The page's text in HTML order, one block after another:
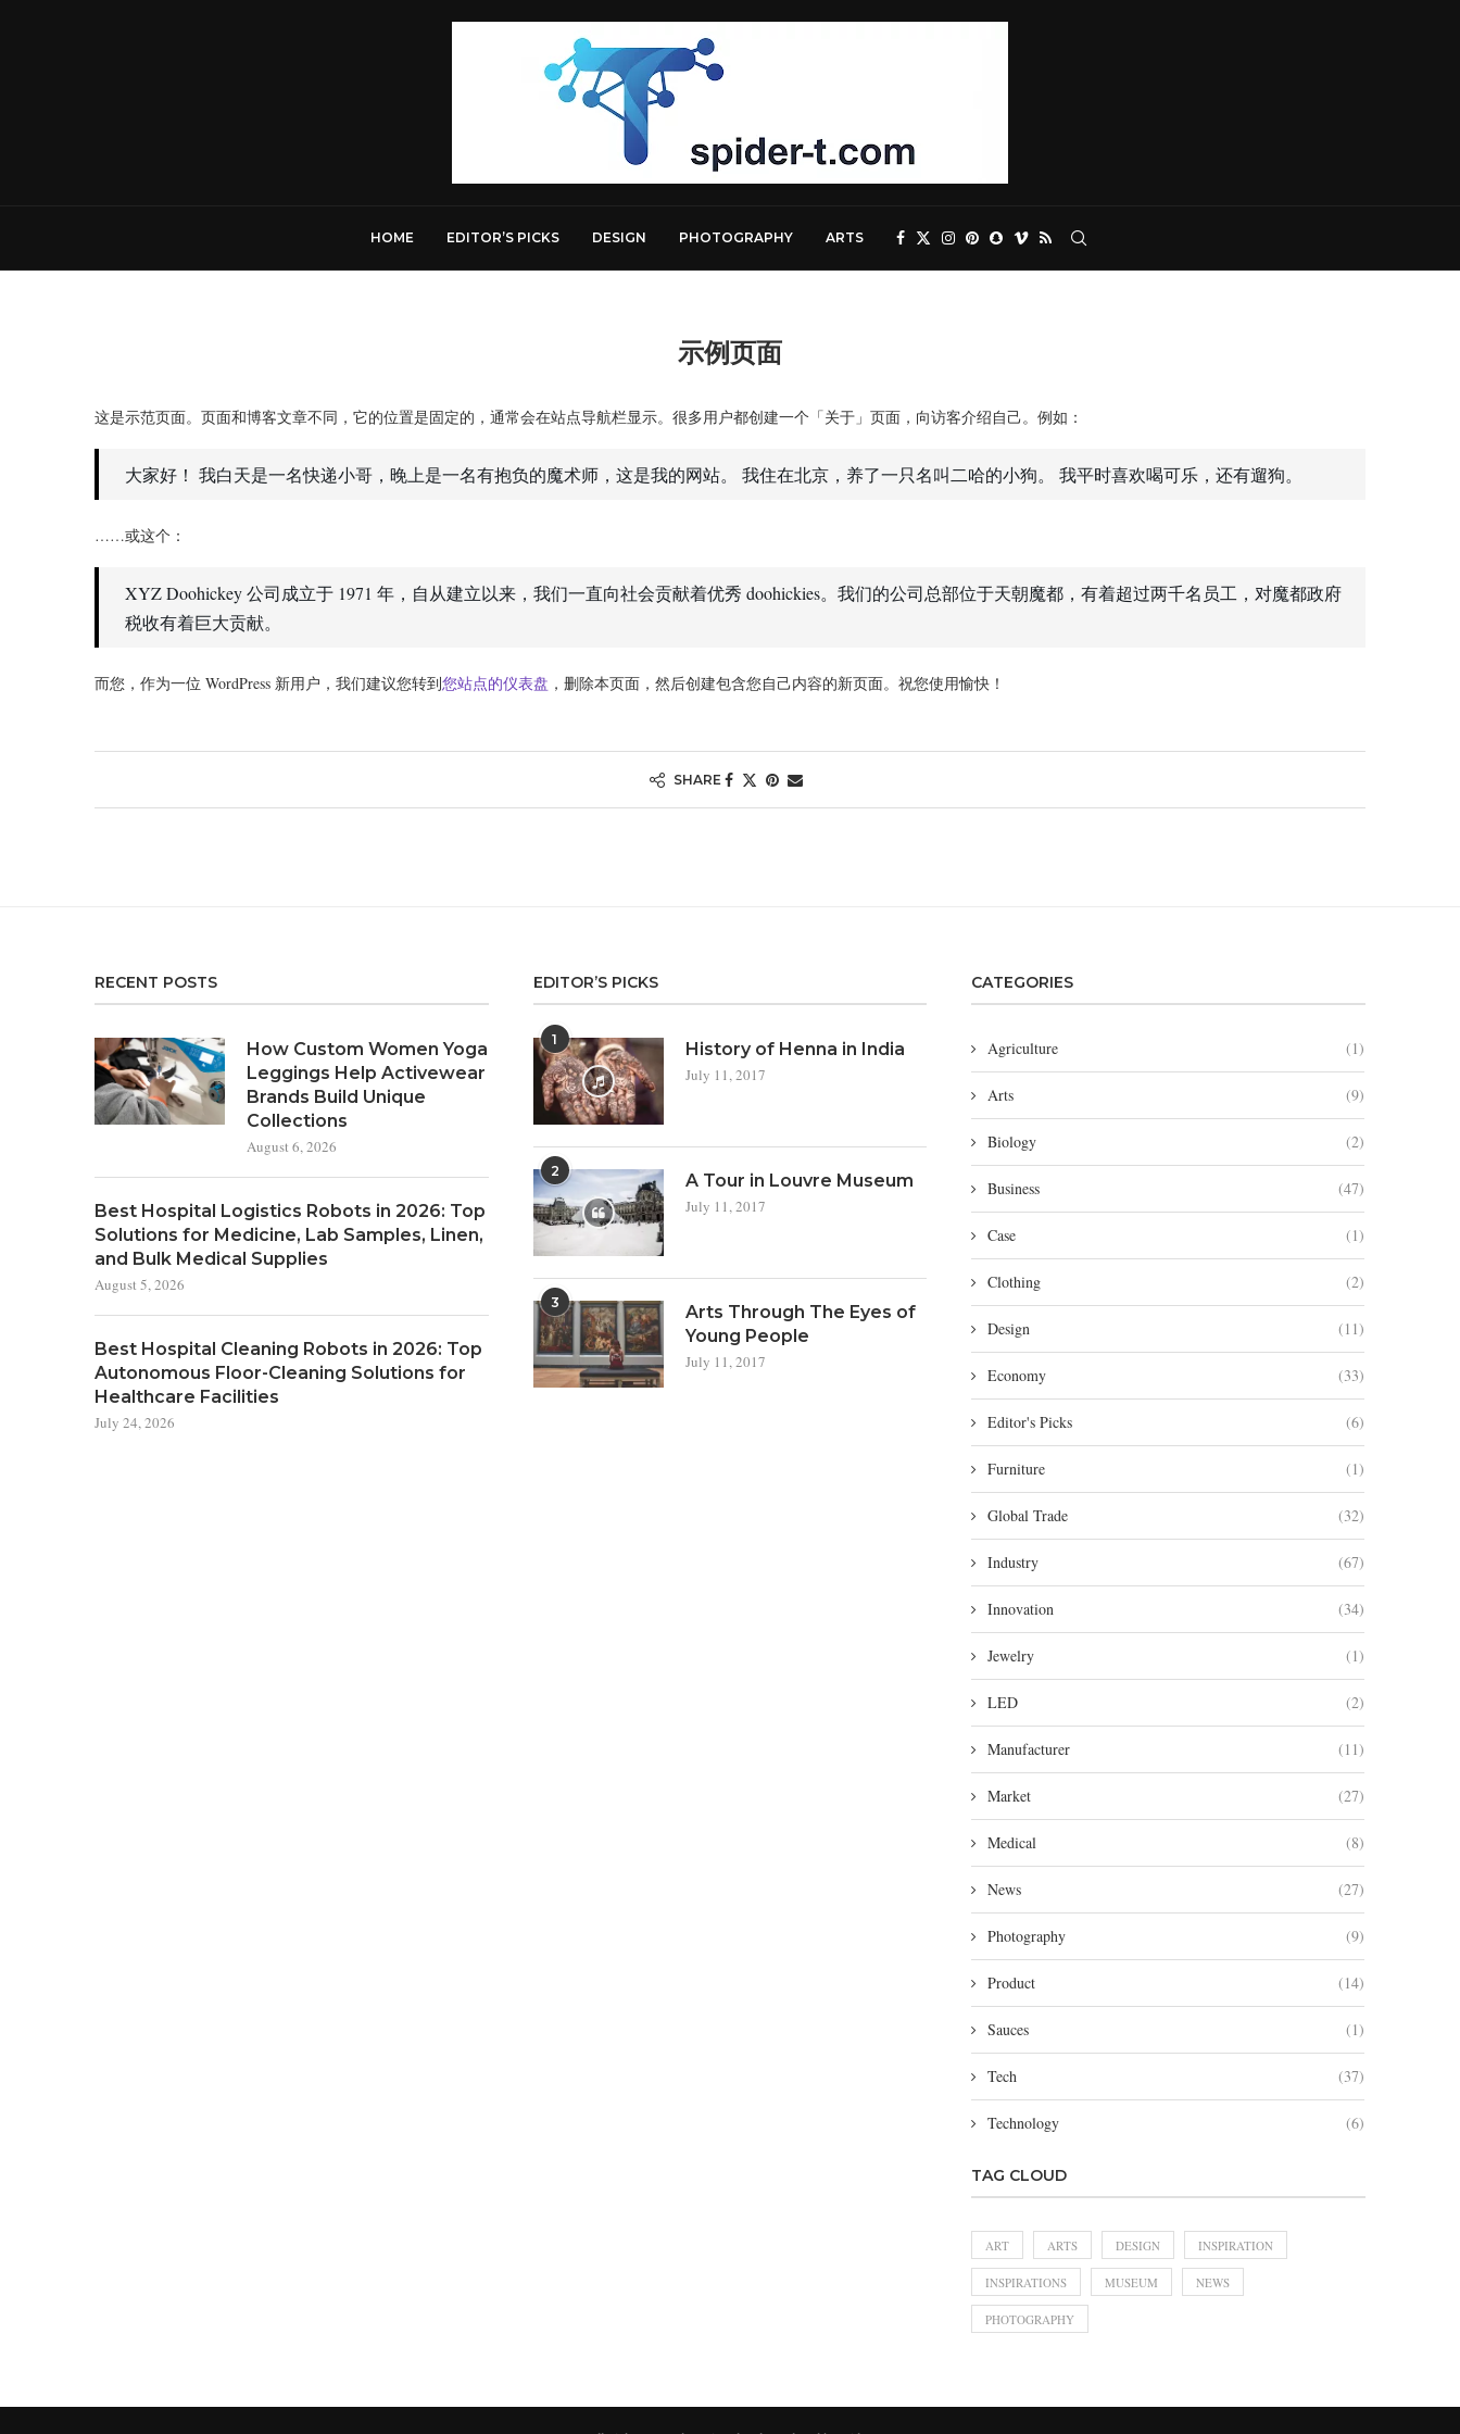
HOME EDITOR’S PICKS DESIGN PHOTOGRAPHY ARTS
示例页面
这是示范页面。页面和博客文章不同，它的位置是固定的，通常会在站点导航栏显示。很多用户都创建一个「关于」页面，向访客介绍自己。例如：
大家好！ 我白天是一名快递小哥，晚上是一名有抱负的魔术师，这是我的网站。 我住在北京，养了一只名叫二哈的小狗。 我平时喜欢喝可乐，还有遛狗。
……或这个：
XYZ Doohickey 公司成立于 1971 年，自从建立以来，我们一直向社会贡献着优秀 doohickies。我们的公司总部位于天朝魔都，有着超过两千名员工，对魔都政府
税收有着巨大贡献。
而您，作为一位 WordPress 新用户，我们建议您转到您站点的仪表盘 ，删除本页面，然后创建包含您自己内容的新页面。祝您使用愉快！
SHARE
RECENT POSTS
How Custom Women Yoga
Leggings Help Activewear
Brands Build Unique
Collections
August 6, 2026
Best Hospital Logistics Robots in 2026: Top
Solutions for Medicine, Lab Samples, Linen,
and Bulk Medical Supplies
August 5, 2026
Best Hospital Cleaning Robots in 2026: Top
Autonomous Floor-Cleaning Solutions for
Healthcare Facilities
July 24, 2026
EDITOR’S PICKS
1 History of Henna in India
July 11, 2017
2 A Tour in Louvre Museum
July 11, 2017
3
Arts Through The Eyes of
Young People
July 11, 2017
CATEGORIES
Agriculture (1)
Arts (9)
Biology (2)
Business (47)
Case (1)
Clothing (2)
Design (11)
Economy (33)
Editor's Picks (6)
Furniture (1)
Global Trade (32)
Industry (67)
Innovation (34)
Jewelry (1)
LED (2)
Manufacturer (11)
Market (27)
Medical (8)
News (27)
Photography (9)
Product (14)
Sauces (1)
Tech (37)
Technology (6)
TAG CLOUD
ART ARTS DESIGN INSPIRATION
INSPIRATIONS MUSEUM NEWS
PHOTOGRAPHY